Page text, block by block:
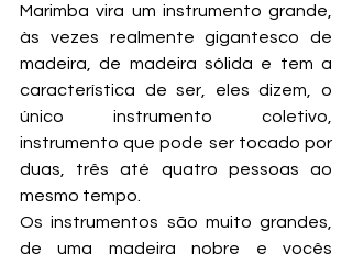
Marimba vira um instrumento grande,
às vezes realmente gigantesco de
madeira, de madeira sólida e tem a
característica de ser, eles dizem, o
único instrumento coletivo,
instrumento que pode ser tocado por
duas, três até quatro pessoas ao
mesmo tempo.
Os instrumentos são muito grandes,
de uma madeira nobre e vocês